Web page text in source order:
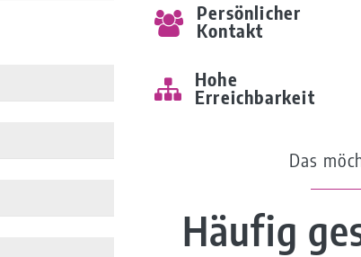
Persönlicher
Kontakt
Hohe
Erreichbarkeit
Das
Häufig